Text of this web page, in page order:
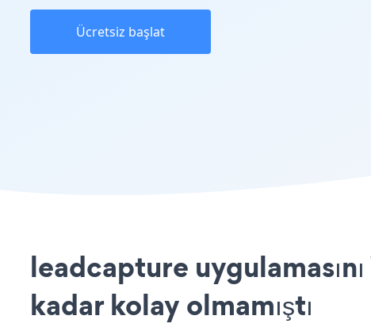
Ücretsiz başlat
leadcapture
kadar kolay olmamıştı